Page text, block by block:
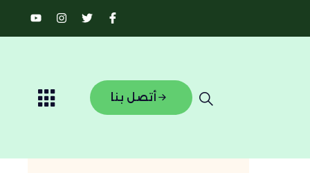
أتصل بنا